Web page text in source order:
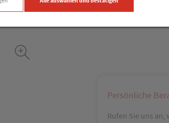
Persönliche
Rufen Sie uns